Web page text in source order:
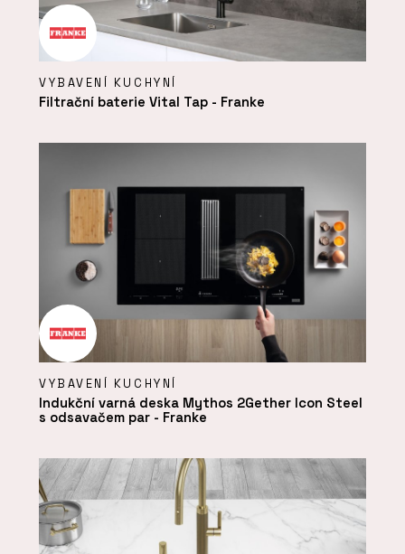
VYBAVENÍ KUCHYNÍ
Filtrační baterie Vital Tap - Franke
VYBAVENÍ KUCHYNÍ
Indukční varná deska Mythos 2Gether Icon Steel
s odsavačem par - Franke